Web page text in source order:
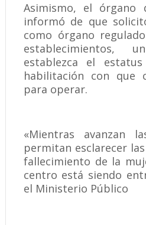
Asimismo, el órgano
informó de que
como órgano
establecimientos,
establezca el
habilitación con que
para operar.
«Mientras avanzan
permitan esclarecer
fallecimiento de la
centro está siendo
el Ministerio Público